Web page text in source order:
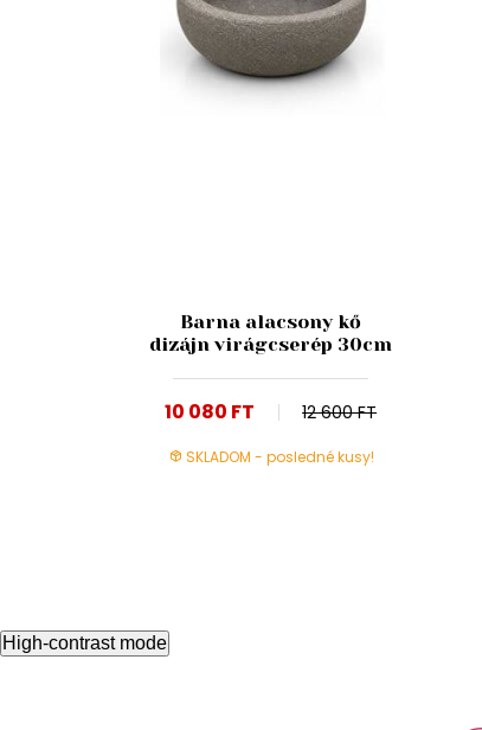
Barna alacsony kő
dizájn virágcserép 30cm
10 080 FT 12 600 FT
SKLADOM - posledné kusy!
High-contrast mode